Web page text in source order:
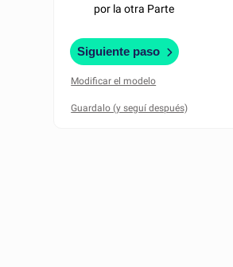
por la otra Parte
Siguiente paso
Modificar el modelo